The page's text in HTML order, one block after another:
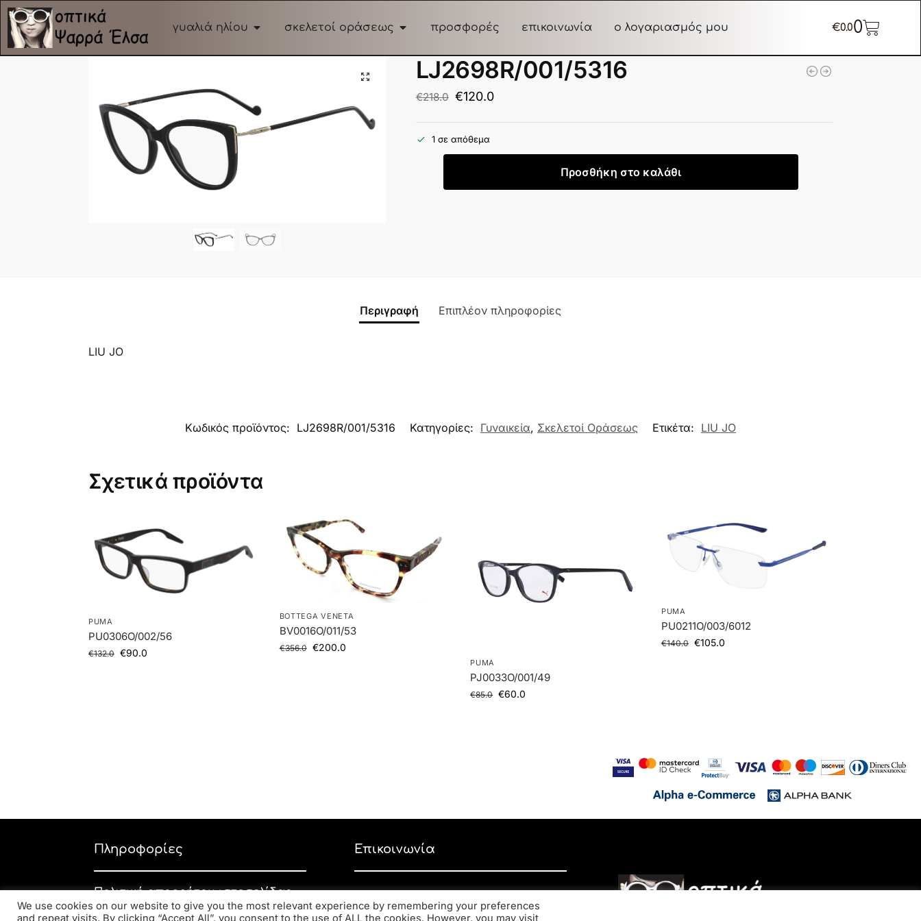
γυαλιά ηλίου σκελετοί οράσεως προσφορές επικοινωνία ο λογαριασμός μου €0.00
LJ2698R/001/5316
€218.0 €120.0
1 σε απόθεμα
Προσθήκη στο καλάθι
Περιγραφή Επιπλέον πληροφορίες
LIU JO
Κωδικός προϊόντος: LJ2698R/001/5316 Κατηγορίες: Γυναικεία, Σκελετοί Οράσεως Ετικέτα: LIU JO
Σχετικά προϊόντα
PUMA
PU0306O/002/56
€132.0 €90.0
BOTTEGA VENETA
BV0016O/011/53
€356.0 €200.0
PUMA
PJ0033O/001/49
€85.0 €60.0
PUMA
PU0211O/003/6012
€140.0 €105.0
Πληροφορίες
Πολιτική απορρήτου ιστοσελίδας
Εταιρική πολιτική απορρήτου
Επικοινωνία
Ανδρέα Παπανδρέου 59, ΤΚ 56334,
Κορδελιό
We use cookies on our website to give you the most relevant experience by remembering your preferences
and repeat visits. By clicking “Accept All”, you consent to the use of ALL the cookies. However, you may visit